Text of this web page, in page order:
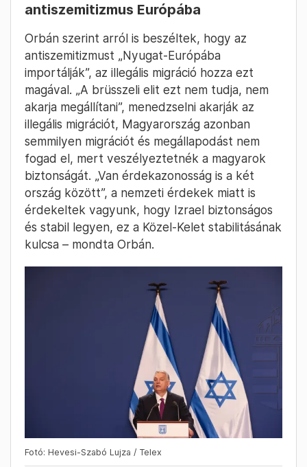
antiszemitizmus Európába
Orbán szerint arról is beszéltek, hogy az
antiszemitizmust „Nyugat-Európába
importálják”, az illegális migráció hozza ezt
magával. „A brüsszeli elit ezt nem tudja, nem
akarja megállítani”, menedzselni akarják az
illegális migrációt, Magyarország azonban
semmilyen migrációt és megállapodást nem
fogad el, mert veszélyeztetnék a magyarok
biztonságát. „Van érdekazonosság is a két
ország között”, a nemzeti érdekek miatt is
érdekeltek vagyunk, hogy Izrael biztonságos
és stabil legyen, ez a Közel-Kelet stabilitásának
kulcsa – mondta Orbán.
Fotó: Hevesi-Szabó Lujza / Telex